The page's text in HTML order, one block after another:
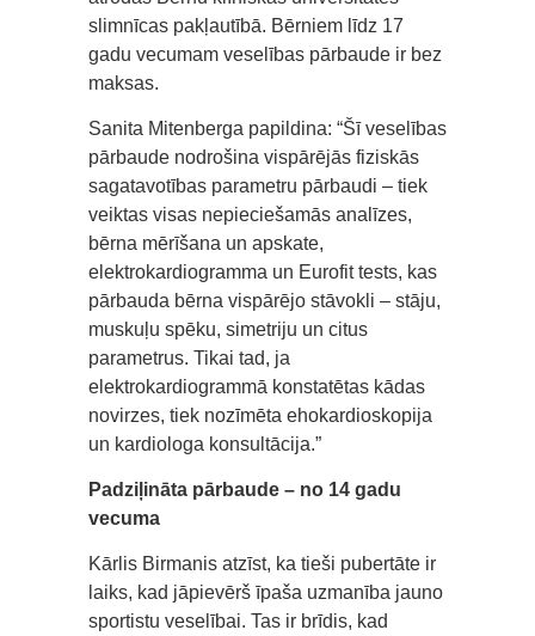
slimnīcas pakļautībā. Bērniem līdz 17
gadu vecumam veselības pārbaude ir bez
maksas.
Sanita Mitenberga papildina: “Šī veselības
pārbaude nodrošina vispārējās fiziskās
sagatavotības parametru pārbaudi – tiek
veiktas visas nepieciešamās analīzes,
bērna mērīšana un apskate,
elektrokardiogramma un Eurofit tests, kas
pārbauda bērna vispārējo stāvokli – stāju,
muskuļu spēku, simetriju un citus
parametrus. Tikai tad, ja
elektrokardiogrammā konstatētas kādas
novirzes, tiek nozīmēta ehokardioskopija
un kardiologa konsultācija.”
Padziļināta pārbaude – no 14 gadu
vecuma
Kārlis Birmanis atzīst, ka tieši pubertāte ir
laiks, kad jāpievērš īpaša uzmanība jauno
sportistu veselībai. Tas ir brīdis, kad